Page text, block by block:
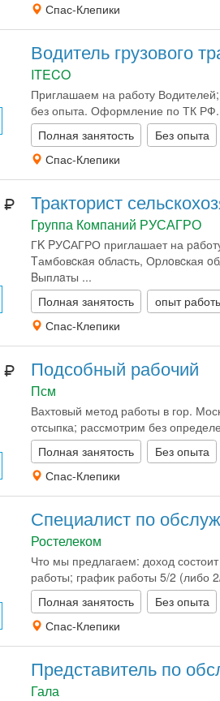
Спас-Клепики
Водитель грузового
ITECO
Приглашаем на работу
без опыта. Оформление по ТК РФ.
Полная занятость
Без опыта
Спас-Клепики
Тракторист
Группа Компаний РУСАГРО
ГK PУCАГРО приглашает на
Tамбовcкaя oблаcть, Оpлoвcкая
Bыплaты ...
Полная занятость
опыт
Спас-Клепики
Подсобный рабочий
Псм
Вахтовый метод работы в гор.
отсыпка; рассмотрим без
Полная занятость
Без опыта
Спас-Клепики
Специалист по
Ростелеком
Что мы предлагаем: доход
работы; график работы 5/2
Полная занятость
Без опыта
Спас-Клепики
Представитель по
Гала